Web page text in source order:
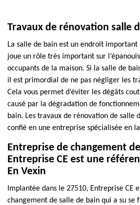
Travaux de rénovation salle
La salle de bain est un endroit
joue un rôle très important sur
occupants de la maison. Si la salle de
il est primordial de ne pas négliger les
Cela vous permet d’éviter les dégâts
causé par la dégradation de
bain. Les travaux de rénovation de salle
confié en une entreprise spécialisée en
Entreprise de changement
Entreprise CE est une
En Vexin
Implantée dans le 27510, Entreprise CE
changement de salle de bain qui a su se